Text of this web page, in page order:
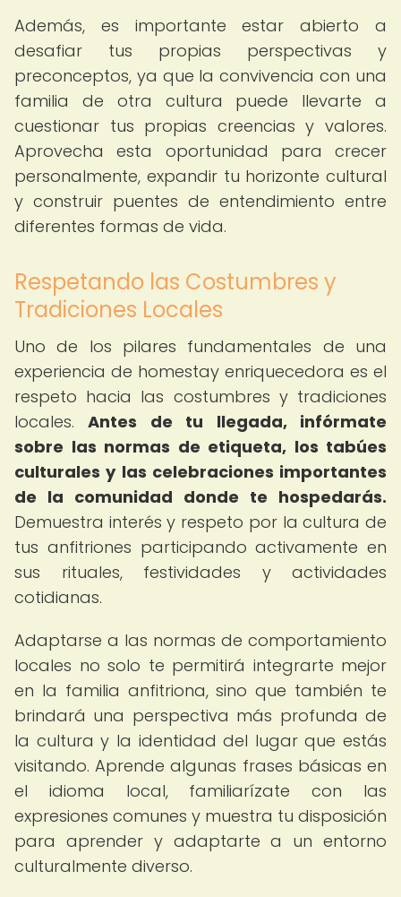
Además, es importante estar abierto a
desafiar tus propias perspectivas y
preconceptos, ya que la convivencia con una
familia de otra cultura puede llevarte a
cuestionar tus propias creencias y valores.
Aprovecha esta oportunidad para crecer
personalmente, expandir tu horizonte cultural
y construir puentes de entendimiento entre
diferentes formas de vida.
Respetando las Costumbres y
Tradiciones Locales
Uno de los pilares fundamentales de una
experiencia de homestay enriquecedora es el
respeto hacia las costumbres y tradiciones
locales.Antes de tu llegada, infórmate
sobre las normas de etiqueta, los tabúes
culturales y las celebraciones importantes
de la comunidad donde te hospedarás.
Demuestra interés y respeto por la cultura de
tus anfitriones participando activamente en
sus rituales, festividades y actividades
cotidianas.
Adaptarse a las normas de comportamiento
locales no solo te permitirá integrarte mejor
en la familia anfitriona, sino que también te
brindará una perspectiva más profunda de
la cultura y la identidad del lugar que estás
visitando. Aprende algunas frases básicas en
el idioma local, familiarízate con las
expresiones comunes y muestra tu disposición
para aprender y adaptarte a un entorno
culturalmente diverso.